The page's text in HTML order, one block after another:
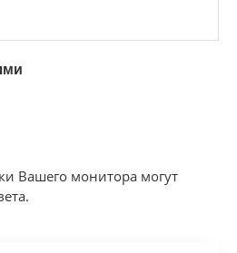
Вашего монитора могут